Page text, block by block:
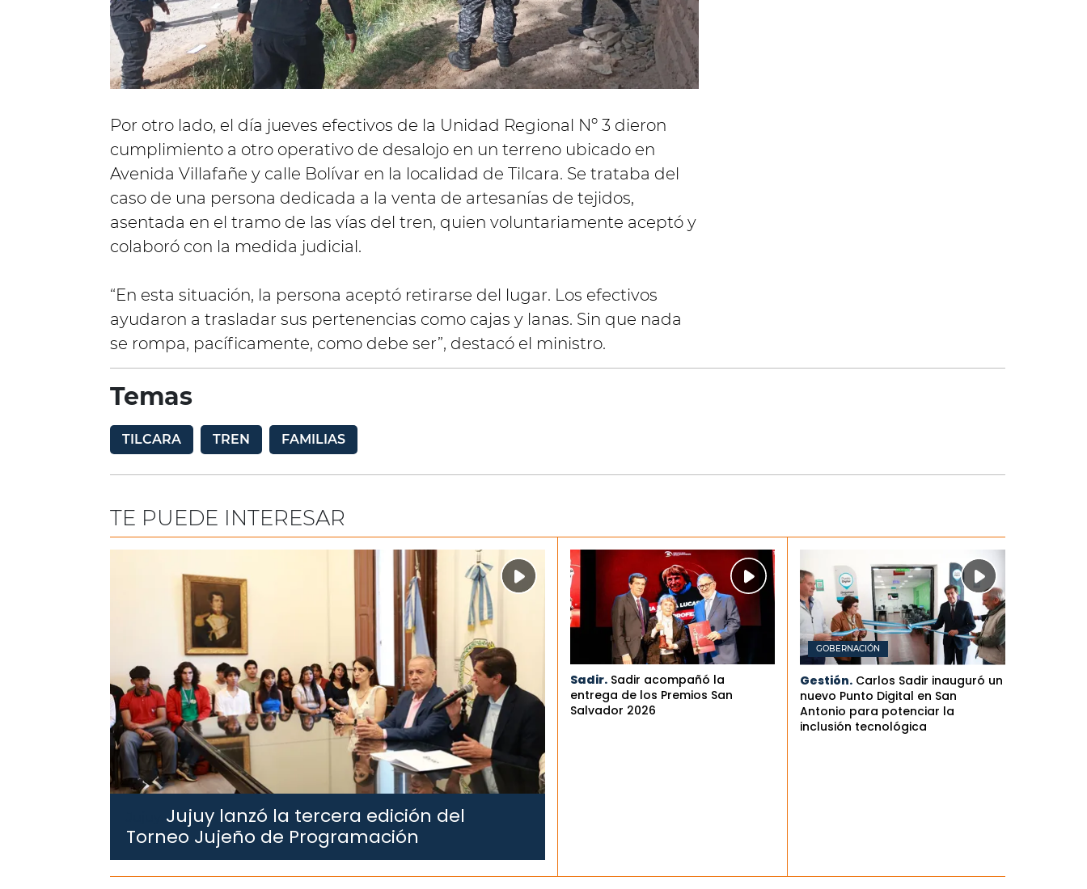
Por otro lado, el día jueves efectivos de la Unidad Regional Nº 3 dieron
cumplimiento a otro operativo de desalojo en un terreno ubicado en
Avenida Villafañe y calle Bolívar en la localidad de Tilcara. Se trataba del
caso de una persona dedicada a la venta de artesanías de tejidos,
asentada en el tramo de las vías del tren, quien voluntariamente aceptó y
colaboró con la medida judicial.
“En esta situación, la persona aceptó retirarse del lugar. Los efectivos
ayudaron a trasladar sus pertenencias como cajas y lanas. Sin que nada
se rompa, pacíficamente, como debe ser”, destacó el ministro.
Temas
TILCARA TREN FAMILIAS
TE PUEDE INTERESAR
Jujuy lanzó la tercera edición del
Torneo Jujeño de Programación
Sadir. Sadir acompañó la
entrega de los Premios San
Salvador 2026
GOBERNACIÓN
Gestión. Carlos Sadir inauguró un
nuevo Punto Digital en San
Antonio para potenciar la
inclusión tecnológica